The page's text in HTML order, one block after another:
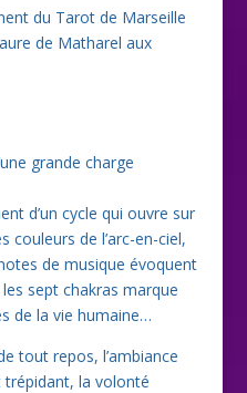
du Tarot de Marseille
de Matharel aux
grande charge
d’un cycle qui ouvre sur
couleurs de l’arc-en-ciel,
de musique évoquent
sept chakras marque
de la vie humaine…
tout repos, l’ambiance
la volonté